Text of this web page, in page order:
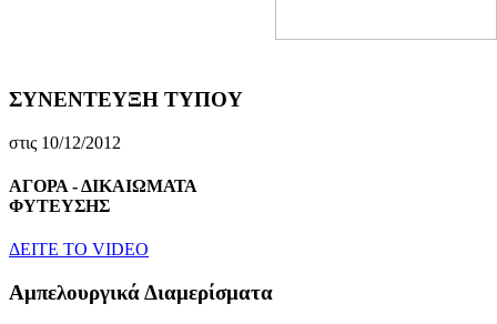
ΣΥΝΕΝΤΕΥΞΗ ΤΥΠΟΥ
στις 10/12/2012
ΑΓΟΡΑ - ΔΙΚΑΙΩΜΑΤΑ
ΦΥΤΕΥΣΗΣ
ΔEITE TO VIDEO
Αμπελουργικά Διαμερίσματα